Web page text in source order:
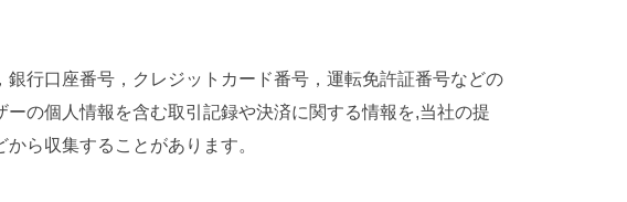
行口座番号，クレジットカード番号，運転免許証番号などの
の個人情報を含む取引記録や決済に関する情報を,当社の提
ら収集することがあります。